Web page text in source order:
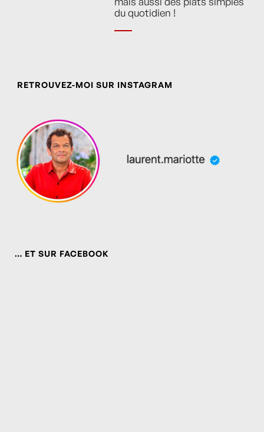
du quotidien !
RETROUVEZ-MOI SUR INSTAGRAM
… ET SUR FACEBOOK